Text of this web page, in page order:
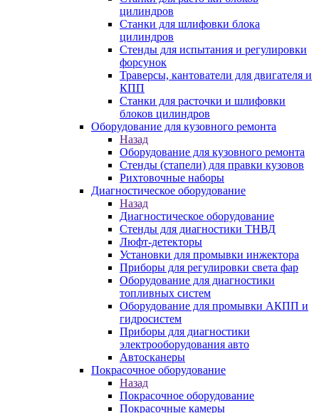
цилиндров
Станки для шлифовки блока
цилиндров
Стенды для испытания и регулировки
форсунок
Траверсы, кантователи для двигателя и
КПП
Станки для расточки и шлифовки
блоков цилиндров
Оборудование для кузовного ремонта
Назад
Оборудование для кузовного ремонта
Стенды (стапели) для правки кузовов
Рихтовочные наборы
Диагностическое оборудование
Назад
Диагностическое оборудование
Стенды для диагностики ТНВД
Люфт-детекторы
Установки для промывки инжектора
Приборы для регулировки света фар
Оборудование для диагностики
топливных систем
Оборудование для промывки АКПП и
гидросистем
Приборы для диагностики
электрооборудования авто
Автосканеры
Покрасочное оборудование
Назад
Покрасочное оборудование
Покрасочные камеры